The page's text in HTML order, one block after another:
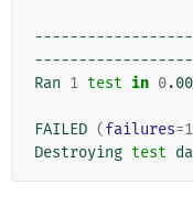
Ran 1 test in 0
FAILED (failures=1
Destroying test